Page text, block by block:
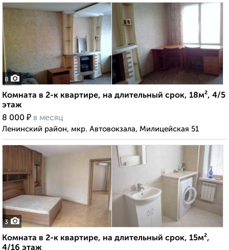
8
Комната в 2-к квартире, на длительный срок, 18м², 4/5
этаж
8 000 ₽ в месяц
Ленинский район, мкр. Автовокзала, Милицейская 51
3
Комната в 2-к квартире, на длительный срок, 15м²,
4/16 этаж